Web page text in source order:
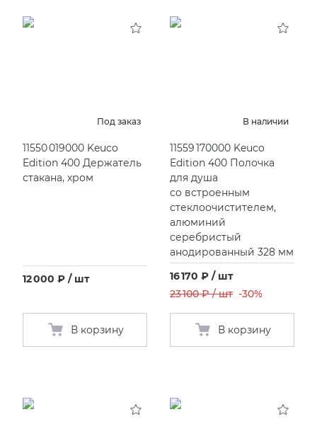
Под заказ
11550 019000 Keuco
Edition 400 Держатель
стакана, хром
12 000 ₽ / шт
В корзину
В наличии
11559 170000 Keuco
Edition 400 Полочка
для душа
со встроенным
стеклоочистителем,
алюминий
серебристый
анодированный 328 мм
16 170 ₽ / шт
23 100 ₽ / шт -30%
В корзину